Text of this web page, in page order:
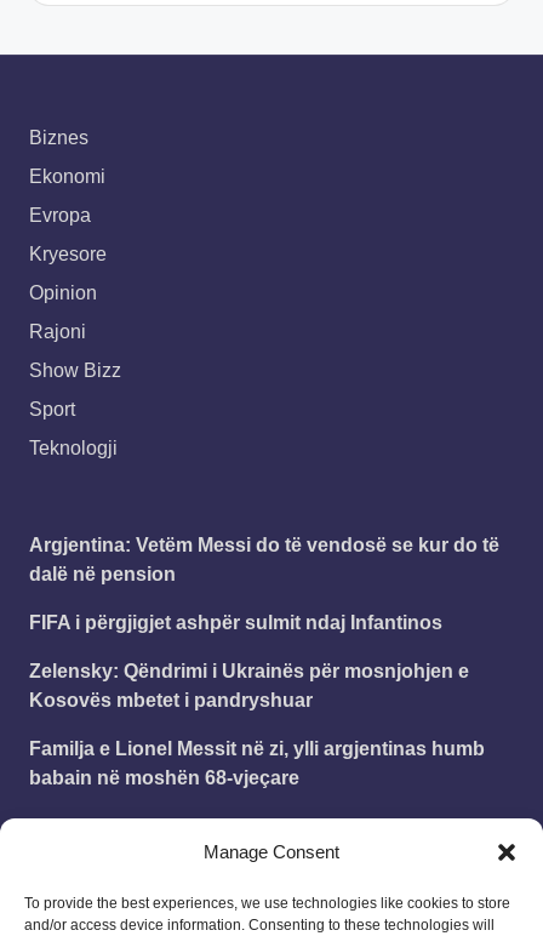
Manage Consent
To provide the best experiences, we use technologies like cookies to store
and/or access device information. Consenting to these technologies will
Biznes
Ekonomi
Evropa
Kryesore
Opinion
Rajoni
Show Bizz
Sport
Teknologji
Argjentina: Vetëm Messi do të vendosë se kur do të
dalë në pension
FIFA i përgjigjet ashpër sulmit ndaj Infantinos
Zelensky: Qëndrimi i Ukrainës për mosnjohjen e
Kosovës mbetet i pandryshuar
Familja e Lionel Messit në zi, ylli argjentinas humb
babain në moshën 68-vjeçare
Mijëra udhëtarë edhe në Portin e Durrësit dhe Vlorës
Leonard onPublikohet struktura e vitit shkollor